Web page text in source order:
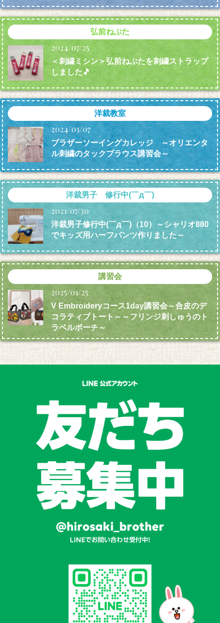
弘前ねぷた
2024/07/25
＜刺繍ミシン＞弘前ねぷたを刺繍ストラップ
しました🎵
洋裁教室
2024/03/07
ブラザーソーイングカレッジ ～オリエンタ
ル刺繍のタックブラウス講習会～
洋裁男子 修行中(￣д￣)
2021/07/30
洋裁男子修行中(￣д￣)（10）～シャリオ880
でキッズ用ハーフパンツ作りました～
講習会
2025/01/25
V Embroideryコース1day講習会～合皮のデ
コラティブトート～～フリンジ刺しゅうのト
ラベルポーチ～